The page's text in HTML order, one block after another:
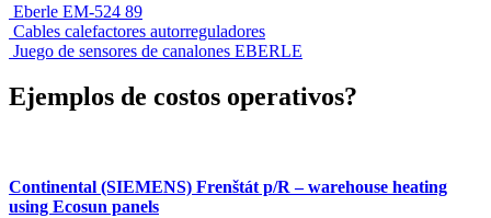
Eberle EM-524 89
Cables calefactores autorreguladores
Juego de sensores de canalones EBERLE
Ejemplos de costos operativos?
Continental (SIEMENS) Frenštát p/R – warehouse heating
using Ecosun panels